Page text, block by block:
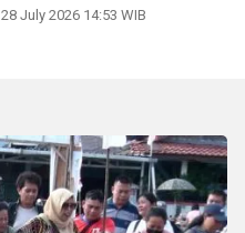
28 July 2026 14:53 WIB